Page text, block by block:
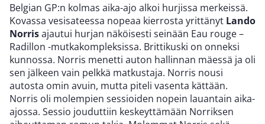
Belgian GP:n kolmas aika-ajo alkoi hurjissa merkeissä.
Kovassa vesisateessa nopeaa kierrosta yrittänyt Lando
Norrisajautui hurjan näköisesti seinään Eau rouge –
Radillon -mutkakompleksissa. Brittikuski on onneksi
kunnossa. Norris menetti auton hallinnan mäessä ja oli
sen jälkeen vain pelkkä matkustaja. Norris nousi
autosta omin avuin, mutta piteli vasenta kättään.
Norris oli molempien sessioiden nopein lauantain aika-
ajossa. Sessio jouduttiin keskeyttämään Norriksen